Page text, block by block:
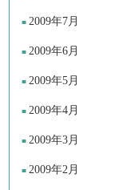
2009年7月
2009年6月
2009年5月
2009年4月
2009年3月
2009年2月